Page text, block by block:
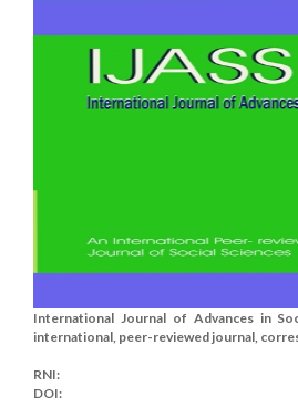
International Journal of Advances in
international, peer-reviewed journal,
RNI:
DOI: